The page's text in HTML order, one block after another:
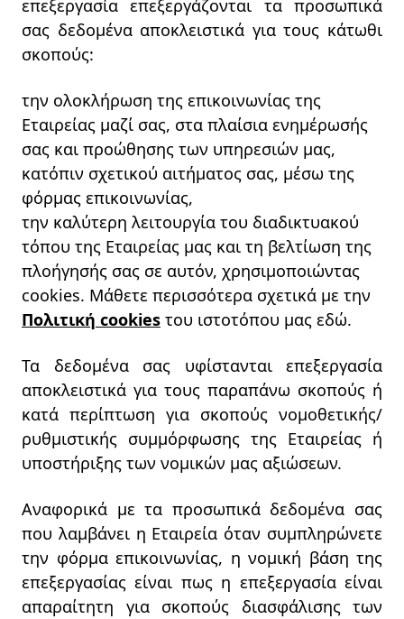
επεξεργασία επεξεργάζονται τα προσωπικά
σας δεδομένα αποκλειστικά για τους κάτωθι
σκοπούς:
την ολοκλήρωση της επικοινωνίας της
Εταιρείας μαζί σας, στα πλαίσια ενημέρωσής
σας και προώθησης των υπηρεσιών μας,
κατόπιν σχετικού αιτήματος σας, μέσω της
φόρμας επικοινωνίας,
την καλύτερη λειτουργία του διαδικτυακού
τόπου της Εταιρείας μας και τη βελτίωση της
πλοήγησής σας σε αυτόν, χρησιμοποιώντας
cookies. Μάθετε περισσότερα σχετικά με την
Πολιτική cookies του ιστοτόπου μας εδώ.
Τα δεδομένα σας υφίστανται επεξεργασία
αποκλειστικά για τους παραπάνω σκοπούς ή
κατά περίπτωση για σκοπούς νομοθετικής/
ρυθμιστικής συμμόρφωσης της Εταιρείας ή
υποστήριξης των νομικών μας αξιώσεων.
Αναφορικά με τα προσωπικά δεδομένα σας
που λαμβάνει η Εταιρεία όταν συμπληρώνετε
την φόρμα επικοινωνίας, η νομική βάση της
επεξεργασίας είναι πως η επεξεργασία είναι
απαραίτητη για σκοπούς διασφάλισης των